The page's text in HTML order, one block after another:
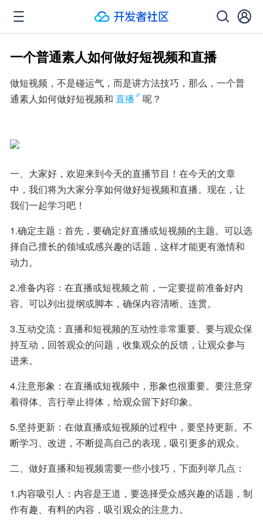
一个普通素人如何做好短视频和直播
做短视频，不是碰运气，而是讲方法技巧，那么，一个普
通素人如何做好短视频和 直播 呢？
一、大家好，欢迎来到今天的直播节目！在今天的文章
中，我们将为大家分享如何做好短视频和直播。现在，让
我们一起学习吧！
1.确定主题：首先，要确定好直播或短视频的主题。可以选
择自己擅长的领域或感兴趣的话题，这样才能更有激情和
动力。
2.准备内容：在直播或短视频之前，一定要提前准备好内
容。可以列出提纲或脚本，确保内容清晰、连贯。
3.互动交流：直播和短视频的互动性非常重要。要与观众保
持互动，回答观众的问题，收集观众的反馈，让观众参与
进来。
4.注意形象：在直播或短视频中，形象也很重要。要注意穿
着得体、言行举止得体，给观众留下好印象。
5.坚持更新：在做直播或短视频的过程中，要坚持更新。不
断学习、改进，不断提高自己的表现，吸引更多的观众。
二、做好直播和短视频需要一些小技巧，下面列举几点：
1.内容吸引人：内容是王道，要选择受众感兴趣的话题，制
作有趣、有料的内容，吸引观众的注意力。